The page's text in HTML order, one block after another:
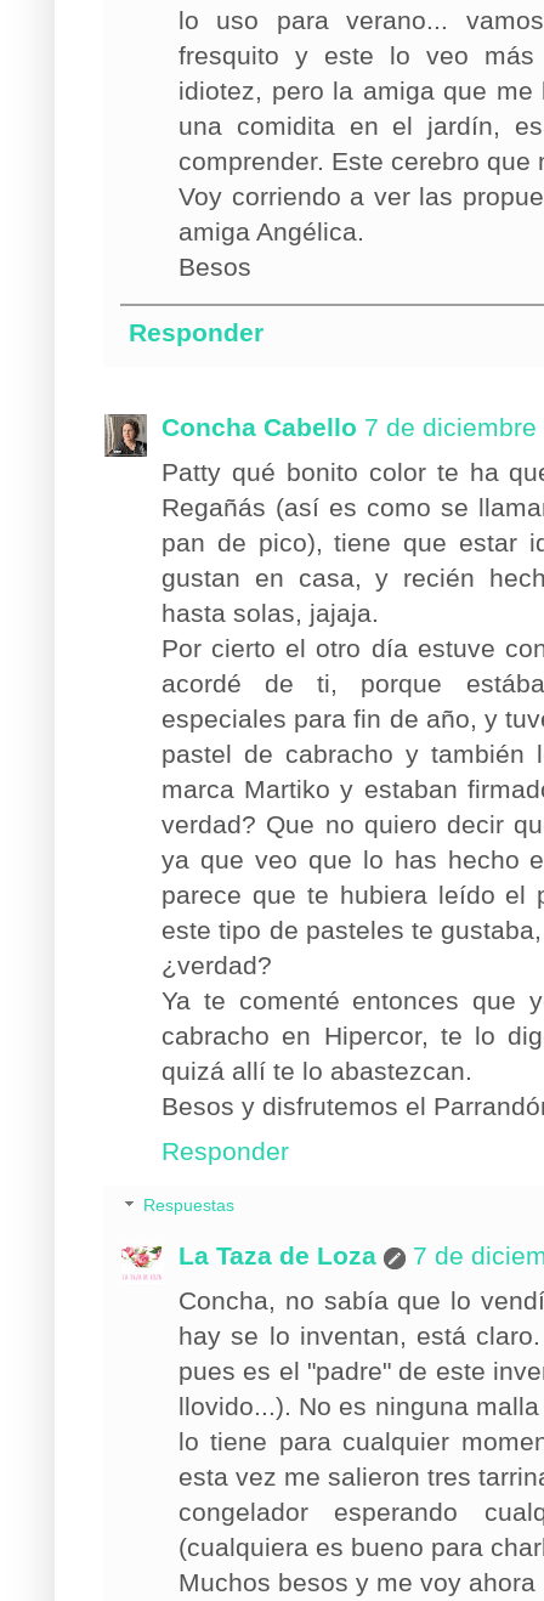
lo uso para verano...
fresquito y este lo veo más
idiotez, pero la amiga que
una comidita en el jardín,
comprender. Este cerebro
Voy corriendo a ver las
amiga Angélica.
Besos
Responder
Concha Cabello 7 de
Patty qué bonito color te ha
Regañás (así es como se
pan de pico), tiene que estar
gustan en casa, y recién
hasta solas, jajaja.
Por cierto el otro día estuve
acordé de ti, porque
especiales para fin de año, y
pastel de cabracho y
marca Martiko y estaban
verdad? Que no quiero decir
ya que veo que lo has hecho
parece que te hubiera leído el
este tipo de pasteles te
¿verdad?
Ya te comenté entonces que
cabracho en Hipercor, te lo
quizá allí te lo abastezcan.
Besos y disfrutemos el
Responder
Respuestas
La Taza de Loza
7 de
Concha, no sabía que lo
hay se lo inventan, está
pues es el "padre" de este
llovido...). No es ninguna
lo tiene para cualquier
esta vez me salieron tres
congelador esperando
(cualquiera es bueno para
Muchos besos y me voy